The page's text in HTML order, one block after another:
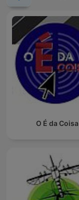
O É da Coisa